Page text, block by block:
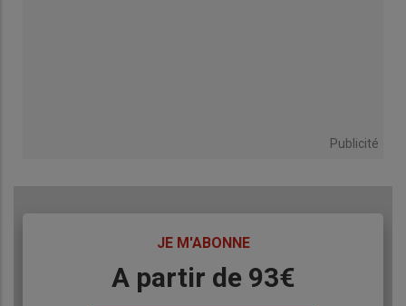
Publicité
JE M'ABONNE
A partir de 93€